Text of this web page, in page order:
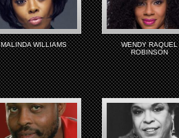
MALINDA WILLIAMS
WENDY RAQUEL
ROBINSON